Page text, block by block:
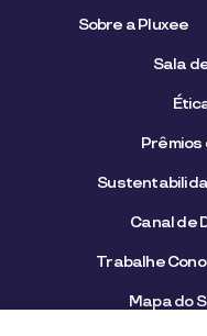
Sobre a Pluxee
Sala
Prêmios
Canal de
Trabalhe
Mapa do